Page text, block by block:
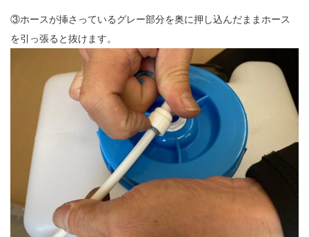
③ホースが挿さっているグレー部分を奥に押し込んだままホース
を引っ張ると抜けます。